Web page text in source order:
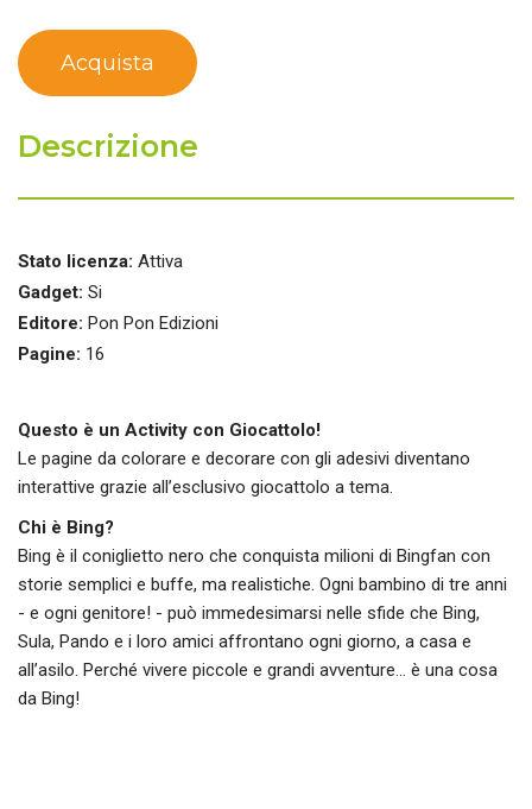
Descrizione
Stato licenza: Attiva
Gadget: Si
Editore: Pon Pon Edizioni
Pagine: 16
Questo è un Activity con Giocattolo!
Le pagine da colorare e decorare con gli adesivi diventano
interattive grazie all’esclusivo giocattolo a tema.
Chi è Bing?
Bing è il coniglietto nero che conquista milioni di Bingfan con
storie semplici e buffe, ma realistiche. Ogni bambino di tre anni
- e ogni genitore! - può immedesimarsi nelle sfide che Bing,
Sula, Pando e i loro amici affrontano ogni giorno, a casa e
all’asilo. Perché vivere piccole e grandi avventure… è una cosa
da Bing!